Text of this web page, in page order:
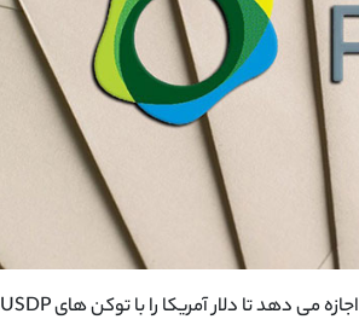
پکسوس یک استیبل کوین است که به هر کاربری اجازه می دهد تا دلار آمریکا را با توکن های USDP